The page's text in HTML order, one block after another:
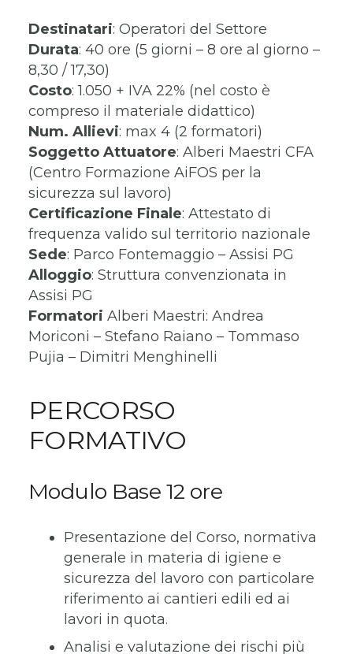
Destinatari: Operatori del Settore
Durata: 40 ore (5 giorni – 8 ore al giorno –
8,30 / 17,30)
Costo: 1.050 + IVA 22% (nel costo è
compreso il materiale didattico)
Num. Allievi: max 4 (2 formatori)
Soggetto Attuatore: Alberi Maestri CFA
(Centro Formazione AiFOS per la
sicurezza sul lavoro)
Certificazione Finale: Attestato di
frequenza valido sul territorio nazionale
Sede: Parco Fontemaggio – Assisi PG
Alloggio: Struttura convenzionata in
Assisi PG
Formatori Alberi Maestri: Andrea
Moriconi – Stefano Raiano – Tommaso
Pujia – Dimitri Menghinelli
PERCORSO
FORMATIVO
Modulo Base 12 ore
Presentazione del Corso, normativa
generale in materia di igiene e
sicurezza del lavoro con particolare
riferimento ai cantieri edili ed ai
lavori in quota.
Analisi e valutazione dei rischi più